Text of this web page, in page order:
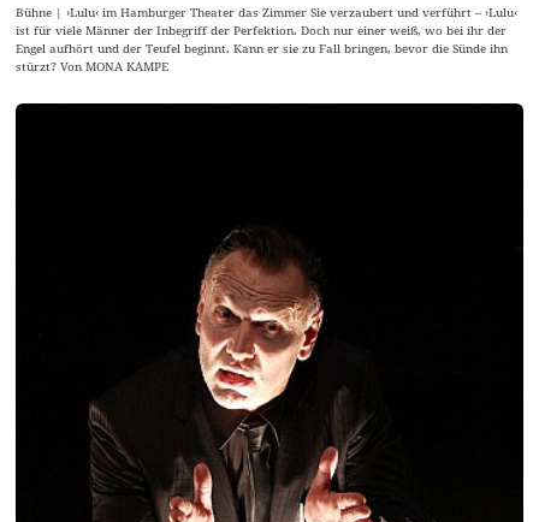
Bühne | ›Lulu‹ im Hamburger Theater das Zimmer Sie verzaubert und verführt – ›Lulu‹
ist für viele Männer der Inbegriff der Perfektion. Doch nur einer weiß, wo bei ihr der
Engel aufhört und der Teufel beginnt. Kann er sie zu Fall bringen, bevor die Sünde ihn
stürzt? Von MONA KAMPE